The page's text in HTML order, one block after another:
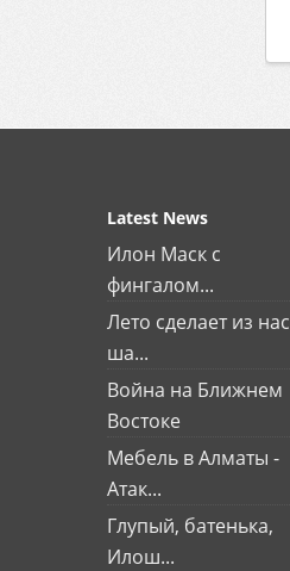
Latest News
Илон Маск с
фингалом...
Лето сделает из нас
ша...
Война на Ближнем
Востоке
Мебель в Алматы -
Атак...
Глупый, батенька,
Илош...